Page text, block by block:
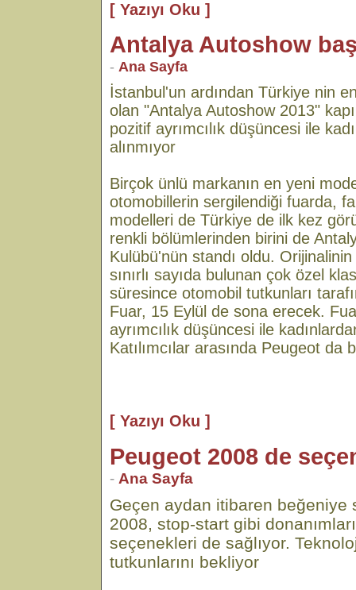
[ Yazıyı Oku ]
Antalya Autoshow
- Ana Sayfa
İstanbul'un ardından Türkiye nin
olan "Antalya Autoshow 2013"
pozitif ayrımcılık düşüncesi ile
alınmıyor
Birçok ünlü markanın en yeni
otomobillerin sergilendiği fuarda,
modelleri de Türkiye de ilk kez
renkli bölümlerinden birini de
Kulübü'nün standı oldu.
sınırlı sayıda bulunan çok özel
süresince otomobil tutkunları
Fuar, 15 Eylül de sona erecek.
ayrımcılık düşüncesi ile
Katılımcılar arasında Peugeot da
[ Yazıyı Oku ]
Peugeot 2008 de
- Ana Sayfa
Geçen aydan itibaren beğeniye
2008, stop-start gibi
seçenekleri de sağlıyor.
tutkunlarını bekliyor